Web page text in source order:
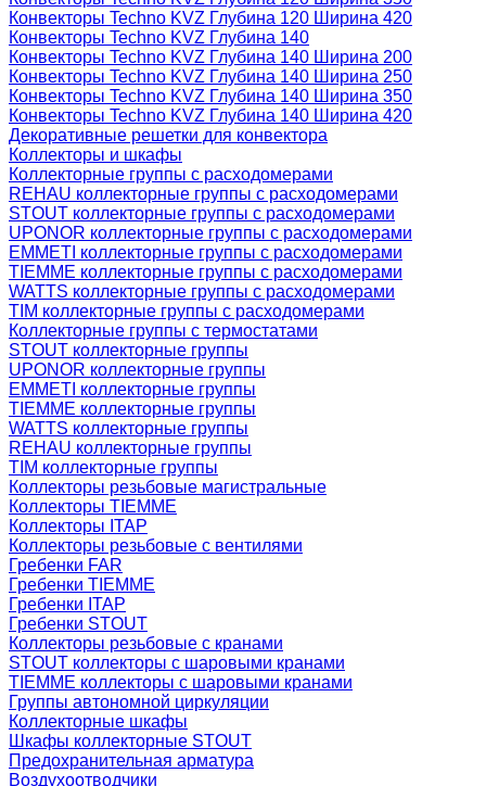
Конвекторы Techno KVZ Глубина 120 Ширина 420
Конвекторы Techno KVZ Глубина 140
Конвекторы Techno KVZ Глубина 140 Ширина 200
Конвекторы Techno KVZ Глубина 140 Ширина 250
Конвекторы Techno KVZ Глубина 140 Ширина 350
Конвекторы Techno KVZ Глубина 140 Ширина 420
Декоративные решетки для конвектора
Коллекторы и шкафы
Коллекторные группы с расходомерами
REHAU коллекторные группы с расходомерами
STOUT коллекторные группы с расходомерами
UPONOR коллекторные группы с расходомерами
EMMETI коллекторные группы с расходомерами
TIEMME коллекторные группы с расходомерами
WATTS коллекторные группы с расходомерами
TIM коллекторные группы с расходомерами
Коллекторные группы с термостатами
STOUT коллекторные группы
UPONOR коллекторные группы
EMMETI коллекторные группы
TIEMME коллекторные группы
WATTS коллекторные группы
REHAU коллекторные группы
TIM коллекторные группы
Коллекторы резьбовые магистральные
Коллекторы TIEMME
Коллекторы ITAP
Коллекторы резьбовые с вентилями
Гребенки FAR
Гребенки TIEMME
Гребенки ITAP
Гребенки STOUT
Коллекторы резьбовые с кранами
STOUT коллекторы с шаровыми кранами
TIEMME коллекторы с шаровыми кранами
Группы автономной циркуляции
Коллекторные шкафы
Шкафы коллекторные STOUT
Предохранительная арматура
Воздухоотводчики